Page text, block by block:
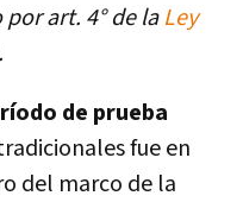
art. 4° de laLey
de prueba
fue en
del marco de la